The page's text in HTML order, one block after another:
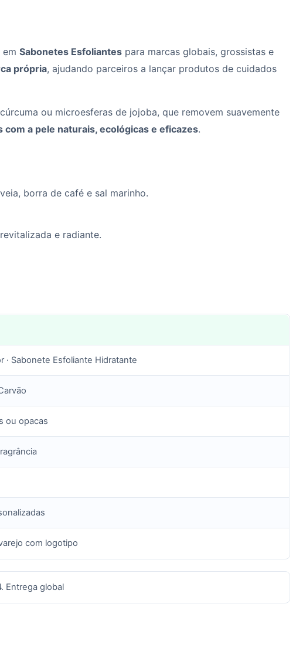
em Sabonetes Esfoliantes para marcas globais, grossistas e
própria, ajudando parceiros a lançar produtos de cuidados
ou microesferas de jojoba, que removem suavemente
com a pele naturais, ecológicas e eficazes.
borra de café e sal marinho.
e radiante.
· Sabonete Esfoliante Hidratante
ou opacas
com logotipo
Entrega global